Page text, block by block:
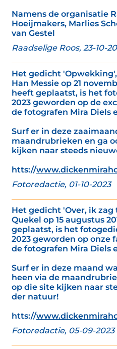
Namens de organisatie
Hoeijmakers, Marlies
van Gestel
Raadselige Roos, 23-10-
Het gedicht
Han Messie op 21
heeft geplaatst, is het
2023 geworden op de
de fotografen Mira Diels
Surf er in deze
maandrubrieken en ga
kijken naar steeds
htts://
Fotoredactie, 01-10-2023
Het gedicht 'Over, ik zag
Quekel op 15 augustus
geplaatst, is het
2023 geworden op onze
de fotografen Mira Diels
Surf er in deze maand
heen via de
op die site kijken naar
der natuur!
htts://
Fotoredactie, 05-09-2023